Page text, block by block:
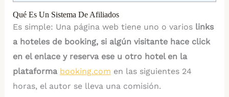
Qué Es Un Sistema De Afiliados
Es simple: Una página web tiene uno o varios links
a hoteles de booking, si algún visitante hace click
en el enlace y reserva ese u otro hotel en la
plataforma booking.com en las siguientes 24
horas, el autor se lleva una comisión.